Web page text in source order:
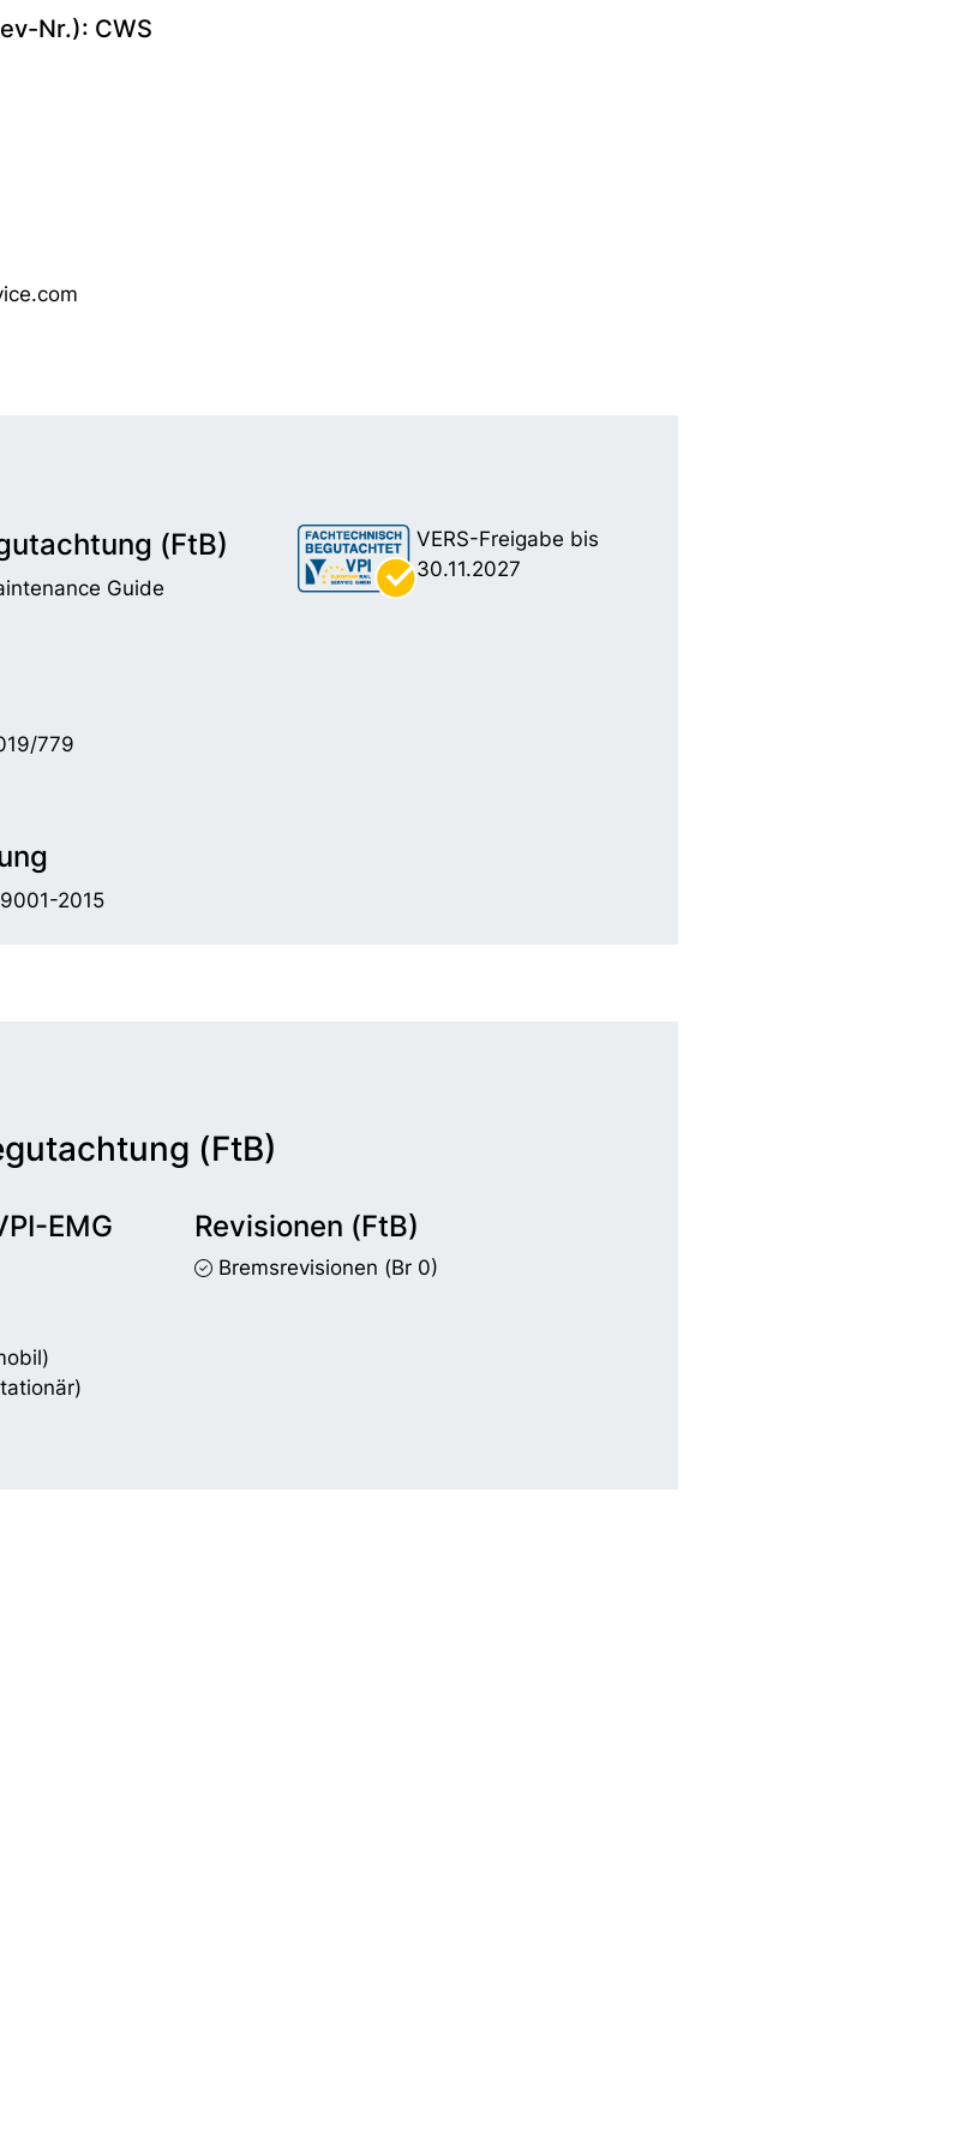
Nr.): CWS
(FtB)
Guide
VERS-Freigabe bis
30.11.2027
779
2015
(FtB)
EMG Revisionen (FtB)
Bremsrevisionen (Br 0)